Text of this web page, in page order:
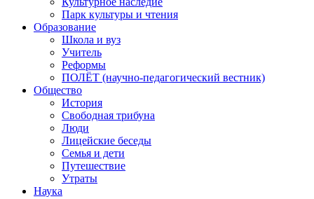
Парк культуры и чтения
Образование
Школа и вуз
Учитель
Реформы
ПОЛЁТ (научно-педагогический вестник)
Общество
История
Свободная трибуна
Люди
Лицейские беседы
Семья и дети
Путешествие
Утраты
Наука